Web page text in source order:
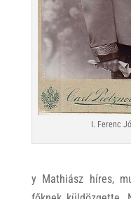
I. Ferenc
y Mathiász híres,